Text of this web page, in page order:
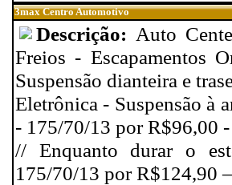
3max Centro Automotivo
Descrição: Auto
Freios - Escapamentos
Suspensão dianteira e
Eletrônica - Suspensão à
- 175/70/13 por R$96,00
// Enquanto durar o
175/70/13 por R$124,90